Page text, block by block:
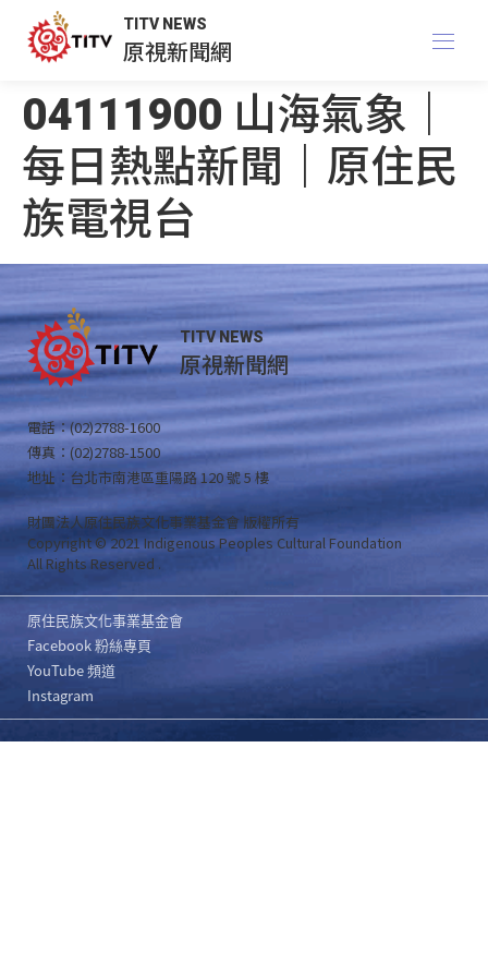
TITV NEWS
原視新聞網
04111900 山海氣象｜
每日熱點新聞｜原住民
族電視台
TITV NEWS
原視新聞網
電話：(02)2788-1600
傳真：(02)2788-1500
地址：台北市南港區重陽路 120 號 5 樓
財團法人原住民族文化事業基金會 版權所有
Copyright © 2021 Indigenous Peoples Cultural Foundation
All Rights Reserved .
原住民族文化事業基金會
Facebook 粉絲專頁
YouTube 頻道
Instagram